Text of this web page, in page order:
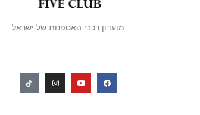
מועדון רכבי האספנות של ישראל